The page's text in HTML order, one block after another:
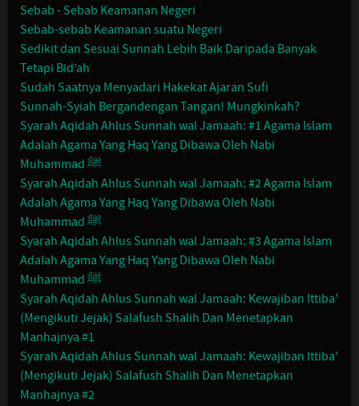
Sebab - Sebab Keamanan Negeri
Sebab-sebab Keamanan suatu Negeri
Sedikit dan Sesuai Sunnah Lebih Baik Daripada Banyak
Tetapi Bid’ah
Sudah Saatnya Menyadari Hakekat Ajaran Sufi
Sunnah-Syiah Bergandengan Tangan! Mungkinkah?
Syarah Aqidah Ahlus Sunnah wal Jamaah: #1 Agama Islam
Adalah Agama Yang Haq Yang Dibawa Oleh Nabi
Muhammad ﷺ
Syarah Aqidah Ahlus Sunnah wal Jamaah: #2 Agama Islam
Adalah Agama Yang Haq Yang Dibawa Oleh Nabi
Muhammad ﷺ
Syarah Aqidah Ahlus Sunnah wal Jamaah: #3 Agama Islam
Adalah Agama Yang Haq Yang Dibawa Oleh Nabi
Muhammad ﷺ
Syarah Aqidah Ahlus Sunnah wal Jamaah: Kewajiban Ittiba'
(Mengikuti Jejak) Salafush Shalih Dan Menetapkan
Manhajnya #1
Syarah Aqidah Ahlus Sunnah wal Jamaah: Kewajiban Ittiba'
(Mengikuti Jejak) Salafush Shalih Dan Menetapkan
Manhajnya #2